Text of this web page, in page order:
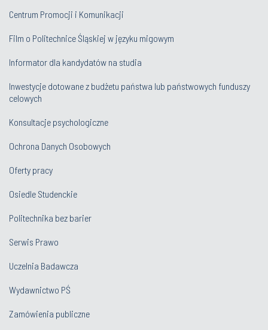
Centrum Promocji i Komunikacji
Film o Politechnice Śląskiej w języku migowym
Informator dla kandydatów na studia
Inwestycje dotowane z budżetu państwa lub państwowych funduszy
celowych
Konsultacje psychologiczne
Ochrona Danych Osobowych
Oferty pracy
Osiedle Studenckie
Politechnika bez barier
Serwis Prawo
Uczelnia Badawcza
Wydawnictwo PŚ
Zamówienia publiczne